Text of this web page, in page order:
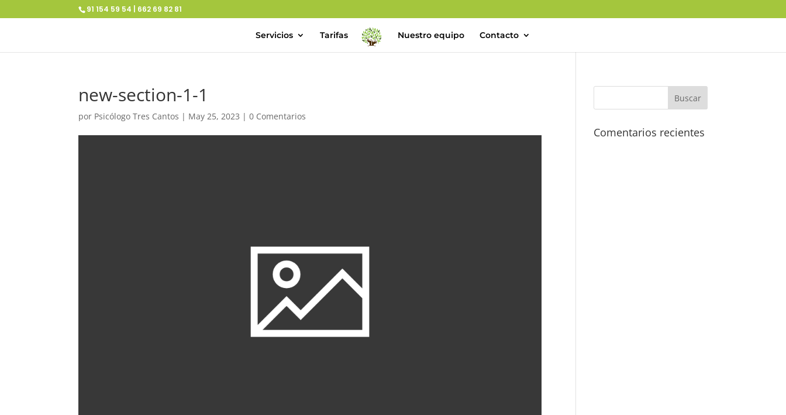
91 154 59 54 | 662 69 82 81
Servicios Tarifas Nuestro equipo Contacto
new-section-1-1
por Psicólogo Tres Cantos | May 25, 2023 |0 Comentarios
Comentarios recientes